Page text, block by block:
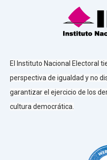
El Instituto Nacional Electoral
perspectiva de igualdad y no
garantizar el ejercicio de los
cultura democrática.